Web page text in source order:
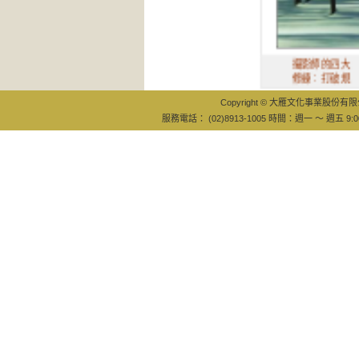
攝影師的四大
修練：打破規
Copyright © 大雁文化事業股份有
服務電話： (02)8913-1005 時間：週一 ～ 週五